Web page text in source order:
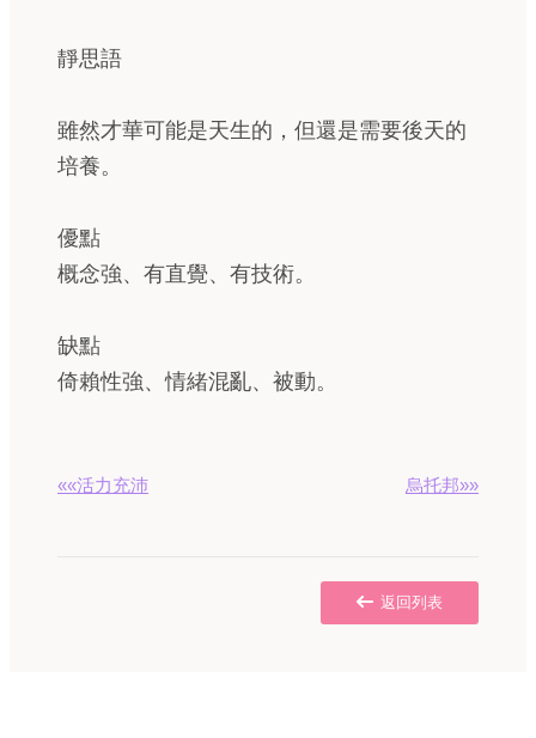
靜思語
雖然才華可能是天生的，但還是需要後天的
培養。
優點
概念強、有直覺、有技術。
缺點
倚賴性強、情緒混亂、被動。
««活力充沛 烏托邦»»
返回列表